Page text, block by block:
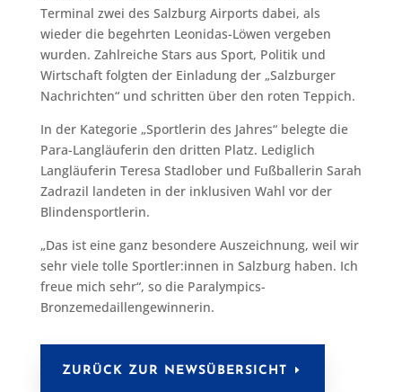
Terminal zwei des Salzburg Airports dabei, als
wieder die begehrten Leonidas-Löwen vergeben
wurden. Zahlreiche Stars aus Sport, Politik und
Wirtschaft folgten der Einladung der „Salzburger
Nachrichten“ und schritten über den roten Teppich.
In der Kategorie „Sportlerin des Jahres“ belegte die
Para-Langläuferin den dritten Platz. Lediglich
Langläuferin Teresa Stadlober und Fußballerin Sarah
Zadrazil landeten in der inklusiven Wahl vor der
Blindensportlerin.
„Das ist eine ganz besondere Auszeichnung, weil wir
sehr viele tolle Sportler:innen in Salzburg haben. Ich
freue mich sehr“, so die Paralympics-
Bronzemedaillengewinnerin.
ZURÜCK ZUR NEWSÜBERSICHT